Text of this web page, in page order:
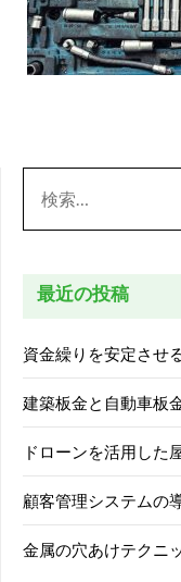
索:
最近の投稿
資金繰りを安定させ
建築板金と自動車板
ドローンを活用した
顧客管理システムの
金属の穴あけテクニ